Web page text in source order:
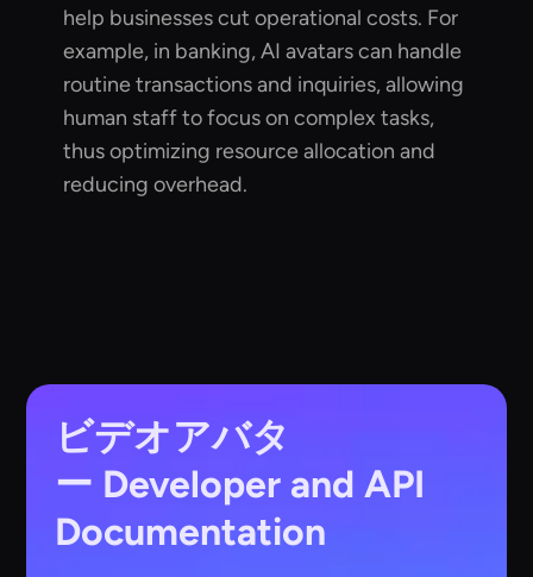
help businesses cut operational costs. For
example, in banking, AI avatars can handle
routine transactions and inquiries, allowing
human staff to focus on complex tasks,
thus optimizing resource allocation and
reducing overhead.
ビデオアバタ
ー Developer and API
Documentation